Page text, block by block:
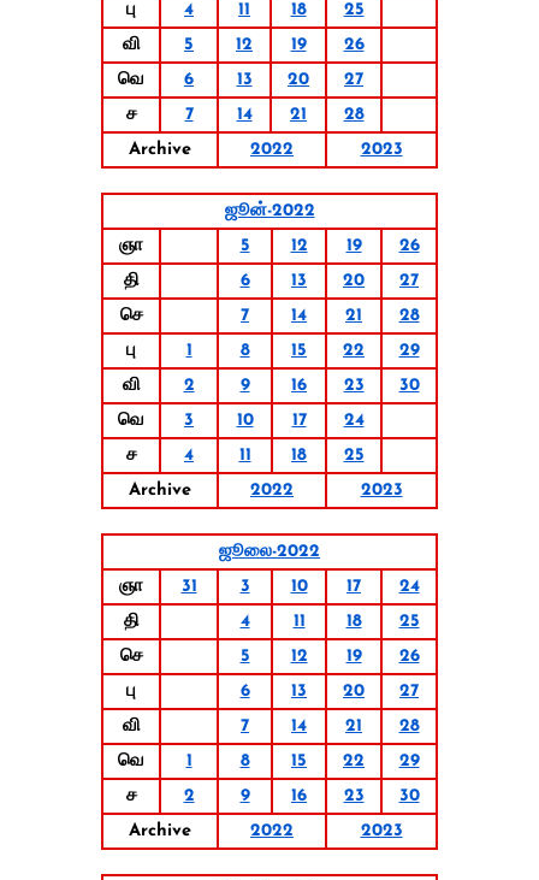
பு
4 11 18
25
வி
5 12 19
26
வெ
6 13 20
27
ச
7 14 21
28
Archive
2022 2023
ஜூன்-2022
ஞா
5 12 19
26
தி
6 13 20
27
செ
7 14 21
28
பு
1 8 15 22
29
வி
2 9 16 23
30
வெ
3 10 17
24
ச
4 11 18
25
Archive
2022 2023
ஜூலை-2022
ஞா
31 3 10 17
24
தி
4 11 18
25
செ
5 12 19
26
பு
6 13 20
27
வி
7 14 21
28
வெ
1 8 15 22
29
ச
2 9 16 23
30
Archive
2022 2023